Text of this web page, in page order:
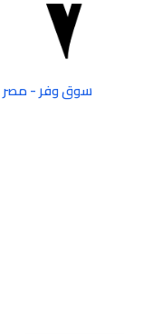
سوق وفر - مصر